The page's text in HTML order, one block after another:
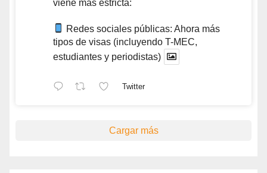
viene más estricta:
Redes sociales públicas: Ahora más
tipos de visas (incluyendo T-MEC,
estudiantes y periodistas)
Twitter
Cargar más